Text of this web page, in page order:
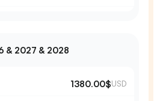
& 2027 & 2028
1380.00$USD